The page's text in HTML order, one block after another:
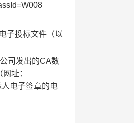
子投标文件（以
司发出的CA数
址：
电子签章的电